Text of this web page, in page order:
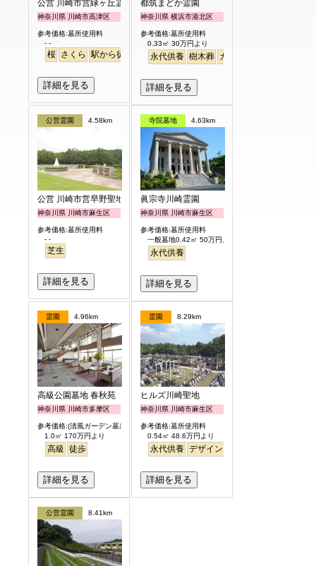
公営 川崎市営緑ヶ丘霊園
神奈川県 川崎市高津区
参考価格:墓所使用料
- -
桜 さくら 駅から徒歩
詳細を見る
都筑まどか霊園
神奈川県 横浜市港北区
参考価格:墓所使用料
0.33㎡ 30万円より
永代供養 樹木葬 ガーデニング
詳細を見る
公営霊園 4.58km
公営 川崎市営早野聖地公園
神奈川県 川崎市麻生区
参考価格:墓所使用料
- -
芝生
詳細を見る
寺院墓地 4.63km
眞宗寺川崎霊園
神奈川県 川崎市麻生区
参考価格:墓所使用料
一般墓地0.42㎡ 50万円より
永代供養
詳細を見る
霊園 4.96km
高級公園墓地 春秋苑
神奈川県 川崎市多摩区
参考価格:(清風ガーデン墓所)
1.0㎡ 170万円より
高級 徒歩
詳細を見る
霊園 8.29km
ヒルズ川崎聖地
神奈川県 川崎市麻生区
参考価格:墓所使用料
0.54㎡ 48.6万円より
永代供養 デザイン
詳細を見る
公営霊園 8.41km